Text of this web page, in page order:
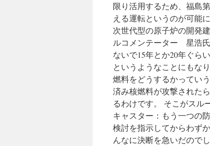
限り活用するため、福島
える運転というのが可能
次世代型の原子炉の開発
ルコメンテーター 星浩
ないで15年とか20年ぐら
というようなことにもな
燃料をどうするかってい
済み核燃料が攻撃された
るわけです。 そこがスル
キャスター：もう一つの
検討を指示してからわず
んなに決断を急いだので